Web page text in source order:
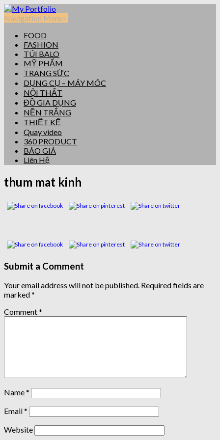
Navigation Menu+
FOOD
FASHION
TÚI BALO
MỸ PHẨM
TRANG SỨC
DỤNG CỤ – MÁY MÓC
NỘI THẤT
ĐỒ GIA DỤNG
NỀN TRẮNG
THIẾT KẾ
Quay video
360 PRODUCT
BÁO GIÁ
Liên Hệ
thum mat kinh
Submit a Comment
Your email address will not be published. Required fields are
marked*
Comment*
Name*
Email*
Website